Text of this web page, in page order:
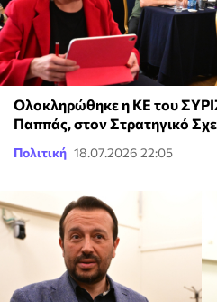
Ολοκληρώθηκε η ΚΕ του
Παππάς, στον Στρατηγικό
Πολιτική 18.07.2026 22:05